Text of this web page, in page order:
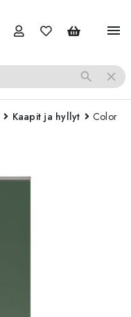
menu
search close
Kaapit ja hyllyt
Color